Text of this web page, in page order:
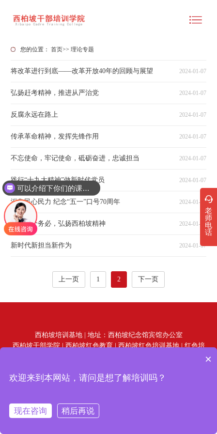
您的位置：首页>>理论专题
将改革进行到底——改革开放40年的回顾与展望 2024-01-07
弘扬赶考精神，推进从严治党 2024-01-07
反腐永远在路上 2024-01-07
传承革命精神，发挥先锋作用 2024-01-07
不忘使命，牢记使命，砥砺奋进，忠诚担当 2024-01-07
践行“十九大精神”做新时代党员 2024-01-07
汇集民心民力 纪念“五一”口号70周年 2024-01-07
学习两个务必，弘扬西柏坡精神 2024-01-07
新时代新担当新作为 2024-01-07
上一页 1 2 下一页
西柏坡培训基地 | 地址：西柏坡纪念馆宾馆办公室
西柏坡干部学院|西柏坡红色教育|西柏坡红色培训基地|红色培
老
师
电
话
×
欢迎来到本网站，请问是想了解培训吗？
现在咨询
稍后再说
在线咨询